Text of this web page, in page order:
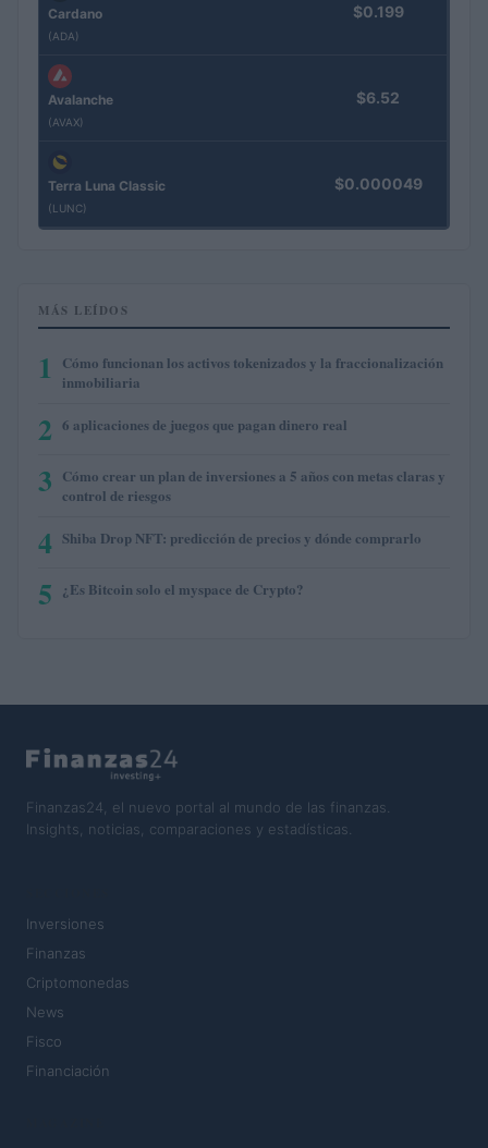
Cardano
(ADA)
$0.199
Avalanche
(AVAX)
$6.52
Terra Luna Classic
(LUNC)
$0.000049
MÁS LEÍDOS
1
Cómo funcionan los activos tokenizados y la fraccionalización
inmobiliaria
2 6 aplicaciones de juegos que pagan dinero real
3 Cómo crear un plan de inversiones a 5 años con metas claras y
control de riesgos
4 Shiba Drop NFT: predicción de precios y dónde comprarlo
5 ¿Es Bitcoin solo el myspace de Crypto?
Finanzas24, el nuevo portal al mundo de las finanzas.
Insights, noticias, comparaciones y estadísticas.
Inversiones
Finanzas
Criptomonedas
News
Fisco
Financiación